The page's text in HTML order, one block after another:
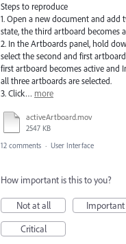
Steps to reproduce
1. Open a new document and add
state, the third artboard becomes
2. In the Artboards panel, hold
select the second and first
first artboard becomes active and
all three artboards are selected.
3. Click… more
activeArtboard.mov
2547 KB
12 comments · User Interface
How important is this to you?
Not at all
Important
Critical